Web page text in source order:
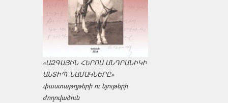
«ԱԶԳԱՅԻՆ ՀԵՐՈՍ ԱՆԴՐԱՆԻԿԻ
ԱՆՏԻՊ ՆԱՄԱԿՆԵՐԸ»
փաստաթղթերի ու նյութերի
ժողովածուն